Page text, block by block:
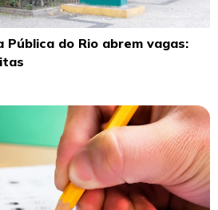
Pública do Rio abrem vagas: